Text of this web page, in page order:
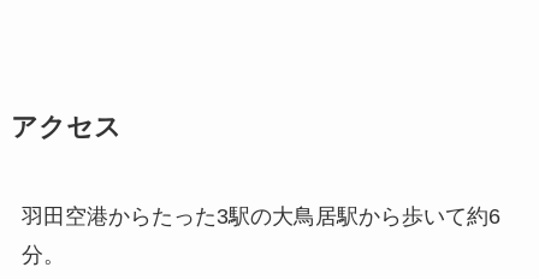
アクセス
羽田空港からたった3駅の大鳥居駅から歩いて約6
分。